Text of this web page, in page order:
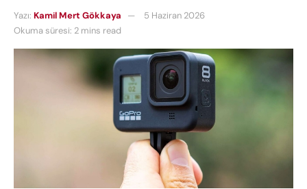
Yazı: Kamil Mert Gökkaya
5 Haziran 2026
Okuma süresi: 2 mins read